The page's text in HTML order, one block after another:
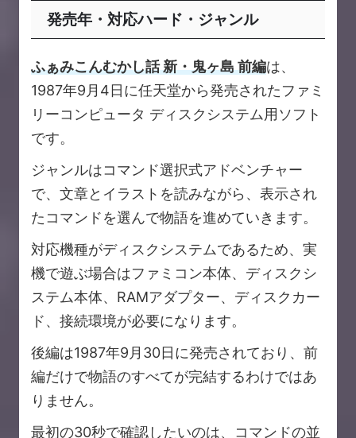
発売年・対応ハード・ジャンル
ふぁみこんむかし話 新・鬼ヶ島 前編は、
1987年9月4日に任天堂から発売されたファミ
リーコンピュータ ディスクシステム用ソフト
です。
ジャンルはコマンド選択式アドベンチャー
で、文章とイラストを読みながら、表示され
たコマンドを選んで物語を進めていきます。
対応機種がディスクシステムであるため、実
機で遊ぶ場合はファミコン本体、ディスクシ
ステム本体、RAMアダプター、ディスクカー
ド、接続環境が必要になります。
後編は1987年9月30日に発売されており、前
編だけで物語のすべてが完結するわけではあ
りません。
最初の30秒で確認したいのは、コマンドの並